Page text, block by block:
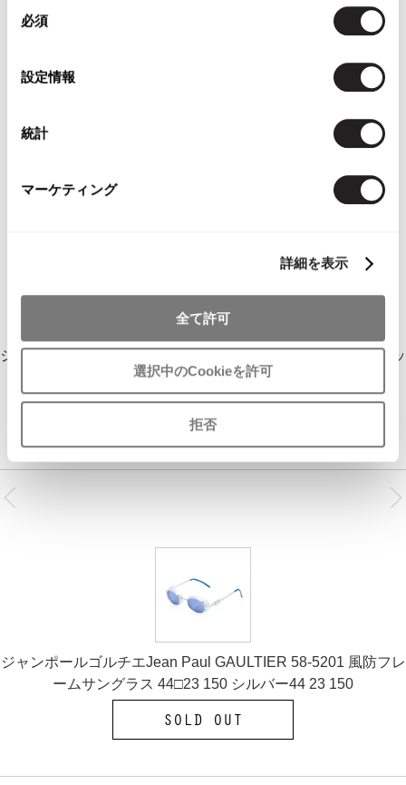
必須
設定情報
統計
マーケティング
詳細を表示
全て許可
選択中のCookieを許可
拒否
ジャンポールゴルチエJean Paul GAULTIER ショルダーバケッ
トバック カーキ
SOLD OUT
ジャンポールゴルチエJean Paul GAULTIER 58-5201 風防フレ
ームサングラス 44□23 150 シルバー44 23 150
SOLD OUT